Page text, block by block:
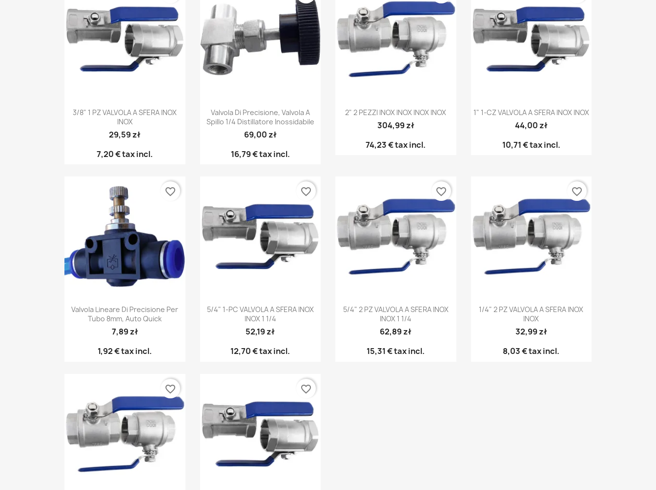
Anteprima
3/8" 1 PZ VALVOLA A SFERA INOX
INOX
29,59 zł
7,20 €tax incl.
Anteprima
Valvola Di Precisione, Valvola A
Spillo 1/4 Distillatore Inossidabile
69,00 zł
16,79 €tax incl.
Anteprima
2" 2 PEZZI INOX INOX INOX INOX
304,99 zł
74,23 €tax incl.
Anteprima
1" 1-CZ VALVOLA A SFERA INOX INOX
44,00 zł
10,71 €tax incl.
Anteprima
Valvola Lineare Di Precisione Per
Tubo 8mm, Auto Quick
7,89 zł
1,92 €tax incl.
favorite_border
Anteprima
5/4" 1-PC VALVOLA A SFERA INOX
INOX 1 1/4
52,19 zł
12,70 €tax incl.
favorite_border
Anteprima
5/4" 2 PZ VALVOLA A SFERA INOX
INOX 1 1/4
62,89 zł
15,31 €tax incl.
favorite_border
Anteprima
1/4" 2 PZ VALVOLA A SFERA INOX
INOX
32,99 zł
8,03 €tax incl.
favorite_border
favorite_border favorite_border